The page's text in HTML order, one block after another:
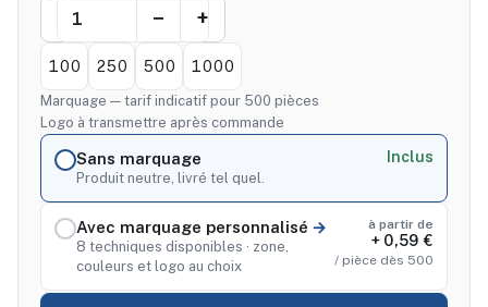
100 250 500 1000
Marquage — tarif indicatif pour 500 pièces
Logo à transmettre après commande
Sans marquage
Produit neutre, livré tel quel.
Inclus
Avec marquage personnalisé
8 techniques disponibles · zone,
couleurs et logo au choix
à partir de
+ 0,59 €
/ pièce dès 500